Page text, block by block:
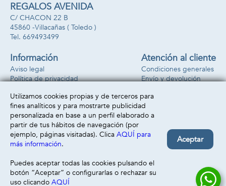
REGALOS AVENIDA
C/ CHACON 22 B
45860 -Villacañas ( Toledo )
669493499
Información
Aviso legal
Política de privacidad
Atención al cliente
Condiciones generales
Envío y devolución
Formas de pago
Utilizamos cookies propias y de terceros para
fines analíticos y para mostrarte publicidad
personalizada en base a un perfil elaborado a
partir de tus hábitos de navegación (por
ejemplo, páginas visitadas). Clica AQUÍ para
más información.
Puedes aceptar todas las cookies pulsando el
botón “Aceptar” o configurarlas o rechazar su
uso clicando AQUÍ
Aceptar